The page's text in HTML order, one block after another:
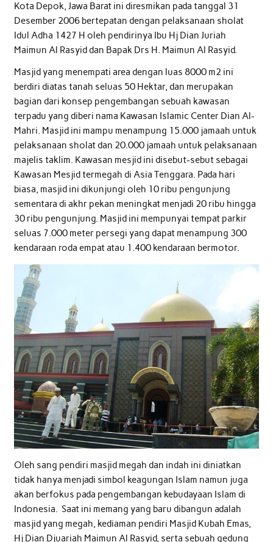
Kota Depok, Jawa Barat ini diresmikan pada tanggal 31
Desember 2006 bertepatan dengan pelaksanaan sholat
Idul Adha 1427 H oleh pendirinya Ibu Hj Dian Juriah
Maimun Al Rasyid dan Bapak Drs H. Maimun Al Rasyid.
Masjid yang menempati area dengan luas 8000 m2 ini
berdiri diatas tanah seluas 50 Hektar, dan merupakan
bagian dari konsep pengembangan sebuah kawasan
terpadu yang diberi nama Kawasan Islamic Center Dian Al-
Mahri. Masjid ini mampu menampung 15.000 jamaah untuk
pelaksanaan sholat dan 20.000 jamaah untuk pelaksanaan
majelis taklim. Kawasan mesjid ini disebut-sebut sebagai
Kawasan Mesjid termegah di Asia Tenggara. Pada hari
biasa, masjid ini dikunjungi oleh 10 ribu pengunjung
sementara di akhr pekan meningkat menjadi 20 ribu hingga
30 ribu pengunjung. Masjid ini mempunyai tempat parkir
seluas 7.000 meter persegi yang dapat menampung 300
kendaraan roda empat atau 1.400 kendaraan bermotor.
Oleh sang pendiri masjid megah dan indah ini diniatkan
tidak hanya menjadi simbol keagungan Islam namun juga
akan berfokus pada pengembangan kebudayaan Islam di
Indonesia. Saat ini memang yang baru dibangun adalah
masjid yang megah, kediaman pendiri Masjid Kubah Emas,
Hj Dian Djuariah Maimun Al Rasyid, serta sebuah gedung